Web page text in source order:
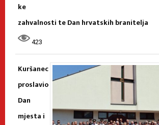
ke
zahvalnosti te Dan hrvatskih branitelja
423
Kuršanec
proslavio
Dan
mjesta i